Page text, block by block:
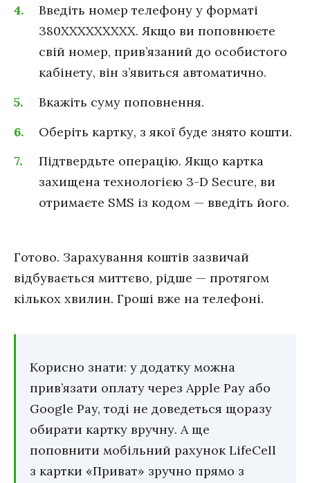
Введіть номер телефону у форматі
380ХХХХХХХХХ. Якщо ви поповнюєте
свій номер, прив’язаний до особистого
кабінету, він з’явиться автоматично.
Вкажіть суму поповнення.
Оберіть картку, з якої буде знято кошти.
Підтвердьте операцію. Якщо картка
захищена технологією 3-D Secure, ви
отримаєте SMS із кодом — введіть його.
Готово. Зарахування коштів зазвичай
відбувається миттєво, рідше — протягом
кількох хвилин. Гроші вже на телефоні.
Корисно знати: у додатку можна
прив’язати оплату через Apple Pay або
Google Pay, тоді не доведеться щоразу
обирати картку вручну. А ще
поповнити мобільний рахунок LifeCell
з картки «Приват» зручно прямо з